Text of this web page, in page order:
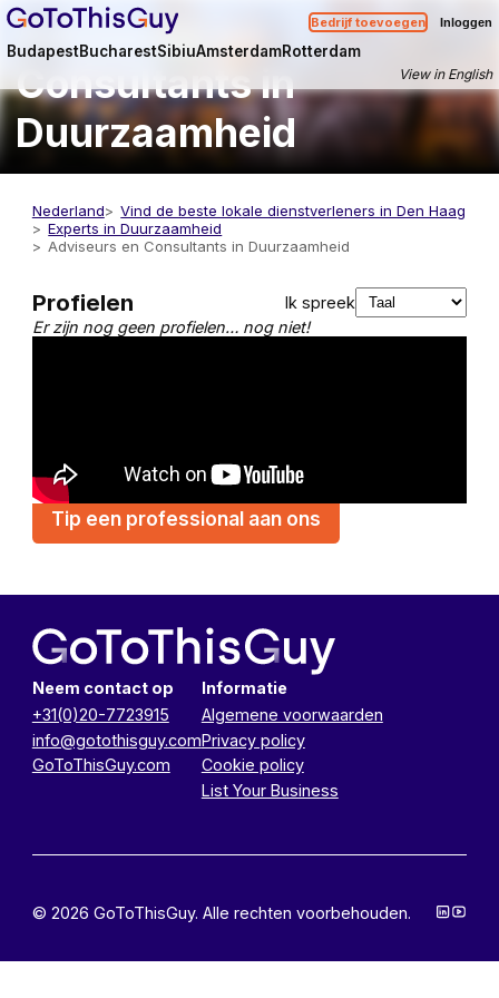
Bedrijf toevoegen Inloggen
BudapestBucharestSibiuAmsterdamRotterdam
View in English
Adviseurs en
Consultants in
Duurzaamheid
Nederland
Vind de beste lokale dienstverleners in Den Haag
Experts in Duurzaamheid
Adviseurs en Consultants in Duurzaamheid
Profielen
Ik spreek
Er zijn nog geen profielen… nog niet!
Tip een professional aan ons
Neem contact op
+31(0)20-7723915
info@gotothisguy.com
GoToThisGuy.com
Informatie
Algemene voorwaarden
Privacy policy
Cookie policy
List Your Business
© 2026 GoToThisGuy. Alle rechten voorbehouden.